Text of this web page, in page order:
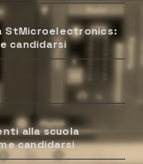
StMicroelectronics:
candidarsi
alla scuola
candidarsi